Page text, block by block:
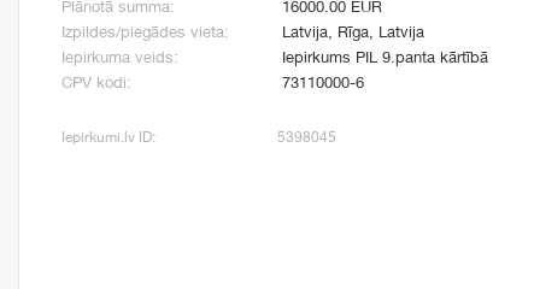
Plānotā summa:
16000.00 EUR
Izpildes/piegādes vieta:
Latvija, Rīga, Latvija
Iepirkuma veids:
Iepirkums PIL 9.panta kārtībā
CPV kodi:
73110000-6
Iepirkumi.lv ID: 5398045